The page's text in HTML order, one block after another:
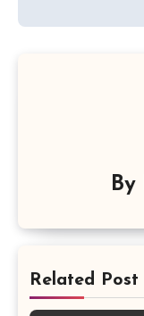
By
Related Post